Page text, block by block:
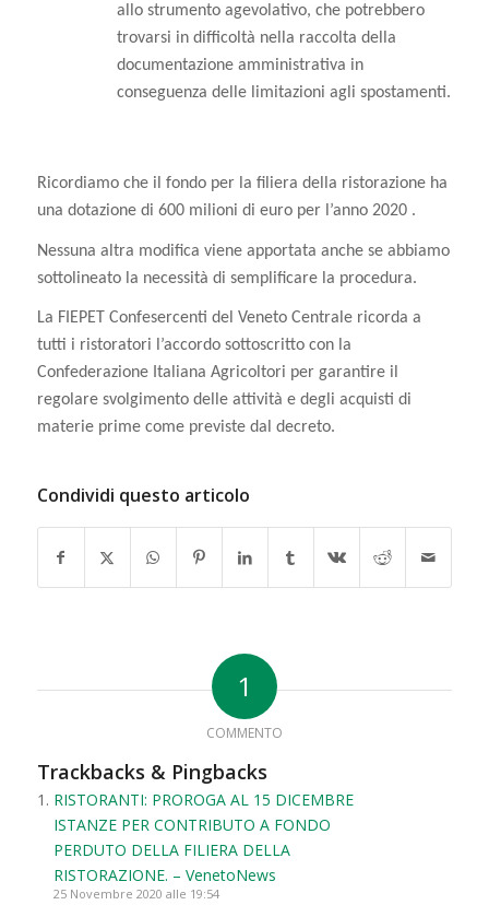
allo strumento agevolativo, che potrebbero
trovarsi in difficoltà nella raccolta della
documentazione amministrativa in
conseguenza delle limitazioni agli spostamenti.
Ricordiamo che il fondo per la filiera della ristorazione ha
una dotazione di 600 milioni di euro per l’anno 2020 .
Nessuna altra modifica viene apportata anche se abbiamo
sottolineato la necessità di semplificare la procedura.
La FIEPET Confesercenti del Veneto Centrale ricorda a
tutti i ristoratori l’accordo sottoscritto con la
Confederazione Italiana Agricoltori per garantire il
regolare svolgimento delle attività e degli acquisti di
materie prime come previste dal decreto.
Condividi questo articolo
1
COMMENTO
Trackbacks & Pingbacks
RISTORANTI: PROROGA AL 15 DICEMBRE
ISTANZE PER CONTRIBUTO A FONDO
PERDUTO DELLA FILIERA DELLA
RISTORAZIONE. – VenetoNews
25 Novembre 2020 alle 19:54